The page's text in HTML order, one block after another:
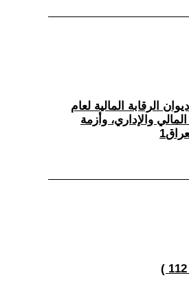
الرقابة المالية لعام
والإداري، وأزمة